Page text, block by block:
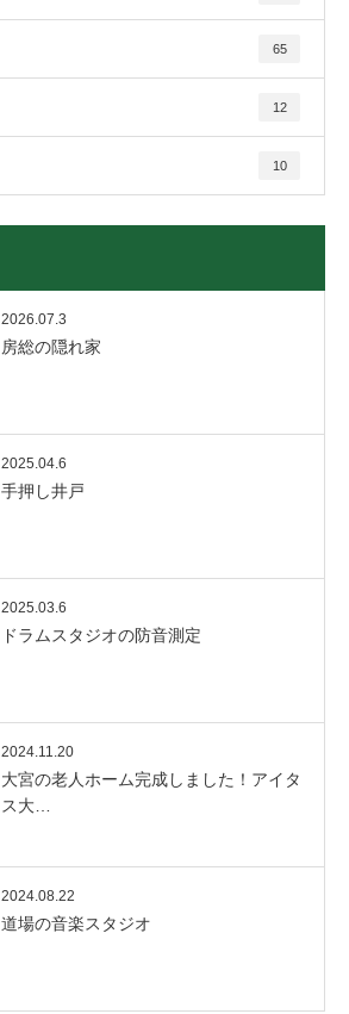
65
12
10
2026.07.3
房総の隠れ家
2025.04.6
手押し井戸
2025.03.6
ドラムスタジオの防音測定
2024.11.20
大宮の老人ホーム完成しました！アイタ
ス大…
2024.08.22
道場の音楽スタジオ